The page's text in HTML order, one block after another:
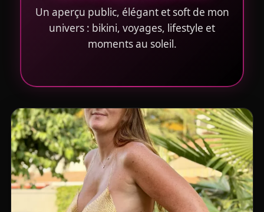
Un aperçu public, élégant et soft de mon
univers : bikini, voyages, lifestyle et
moments au soleil.